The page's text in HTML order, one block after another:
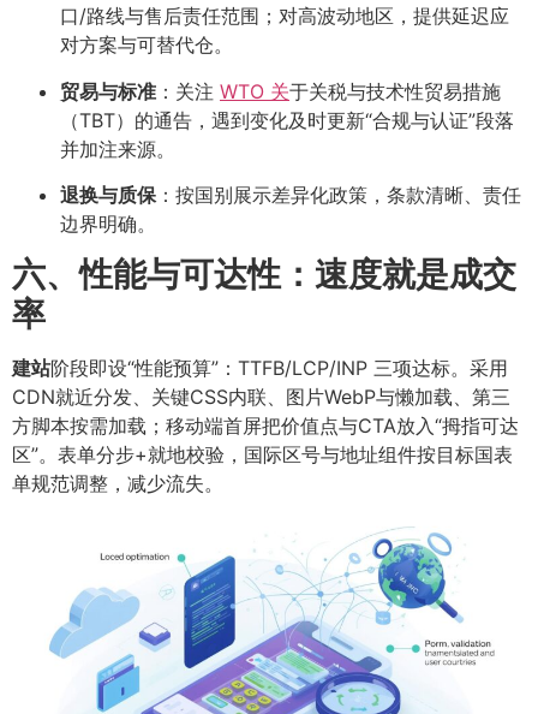
口/路线与售后责任范围；对高波动地区，提供延迟应
对方案与可替代仓。
贸易与标准 ：关注 WTO 关于关税与技术性贸易措施
（TBT）的通告，遇到变化及时更新“合规与认证”段落
并加注来源。
退换与质保：按国别展示差异化政策，条款清晰、责任
边界明确。
六、性能与可达性：速度就是成交
率
建站阶段即设“性能预算”：TTFB/LCP/INP 三项达标。采用
CDN就近分发、关键CSS内联、图片WebP与懒加载、第三
方脚本按需加载；移动端首屏把价值点与CTA放入“拇指可达
区”。表单分步+就地校验，国际区号与地址组件按目标国表
单规范调整，减少流失。